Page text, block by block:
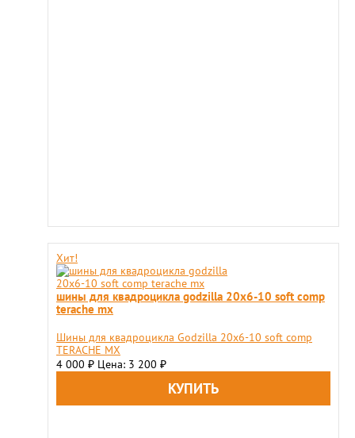
Хит!
шины для квадроцикла godzilla 20х6-10 soft comp
terache mx
Шины для квадроцикла Godzilla 20х6-10 soft comp
TERACHE MX
4 000 ₽ Цена: 3 200 ₽